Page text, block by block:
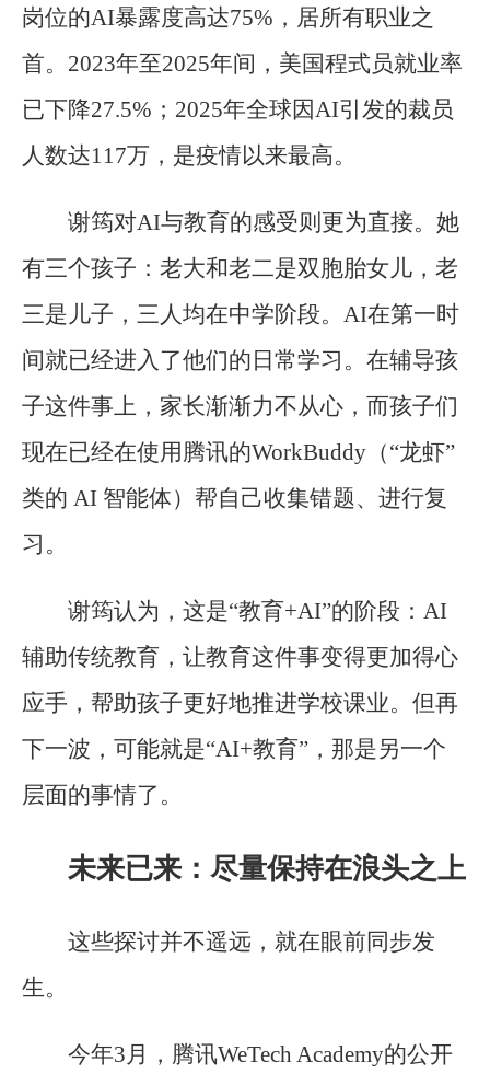
岗位的AI暴露度高达75%，居所有职业之
首。2023年至2025年间，美国程式员就业率
已下降27.5%；2025年全球因AI引发的裁员
人数达117万，是疫情以来最高。
谢筠对AI与教育的感受则更为直接。她
有三个孩子：老大和老二是双胞胎女儿，老
三是儿子，三人均在中学阶段。AI在第一时
间就已经进入了他们的日常学习。在辅导孩
子这件事上，家长渐渐力不从心，而孩子们
现在已经在使用腾讯的WorkBuddy（“龙虾”
类的 AI 智能体）帮自己收集错题、进行复
习。
谢筠认为，这是“教育+AI”的阶段：AI
辅助传统教育，让教育这件事变得更加得心
应手，帮助孩子更好地推进学校课业。但再
下一波，可能就是“AI+教育”，那是另一个
层面的事情了。
未来已来：尽量保持在浪头之上
这些探讨并不遥远，就在眼前同步发
生。
今年3月，腾讯WeTech Academy的公开